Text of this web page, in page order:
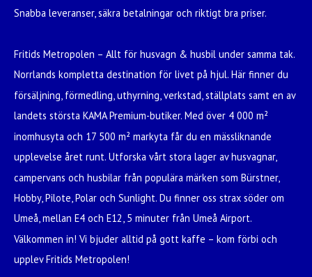
Snabba leveranser, säkra betalningar och riktigt bra priser.
Fritids Metropolen – Allt för husvagn & husbil under samma tak.
Norrlands kompletta destination för livet på hjul. Här finner du
försäljning, förmedling, uthyrning, verkstad, ställplats samt en av
landets största KAMA Premium-butiker. Med över 4 000 m²
inomhusyta och 17 500 m² markyta får du en mässliknande
upplevelse året runt. Utforska vårt stora lager av husvagnar,
campervans och husbilar från populära märken som Bürstner,
Hobby, Pilote, Polar och Sunlight. Du finner oss strax söder om
Umeå, mellan E4 och E12, 5 minuter från Umeå Airport.
Välkommen in! Vi bjuder alltid på gott kaffe – kom förbi och
upplev Fritids Metropolen!